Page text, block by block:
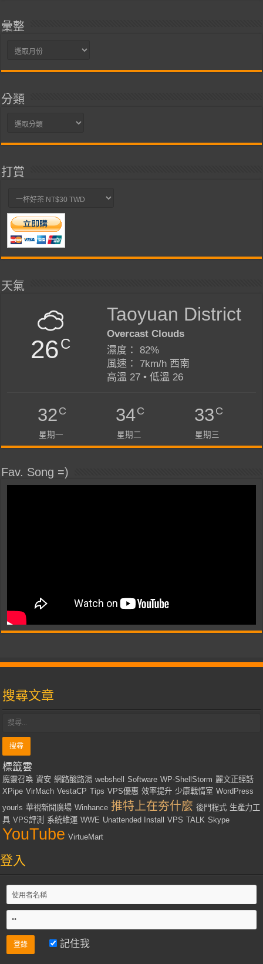
彙整
彙
分類
分
打賞
天氣
26C
Taoyuan District
Overcast Clouds
濕度： 82%
風速： 7km/h 西南
高溫 27 • 低溫 26
32C
星期一
34C
星期二
33C
星期三
Fav. Song =)
搜尋文章
標籤雲
魔靈召喚 資安 網路酸路湯 webshell Software WP-ShellStorm 麗文正經話
XPipe VirMach VestaCP Tips VPS優惠 效率提升 少康戰情室 WordPress
yourls 華視新聞廣場 Winhance 推特上在夯什麼 後門程式 生產力工
具 VPS評測 系統維運 WWE Unattended Install VPS TALK Skype
YouTube VirtueMart
登入
記住我